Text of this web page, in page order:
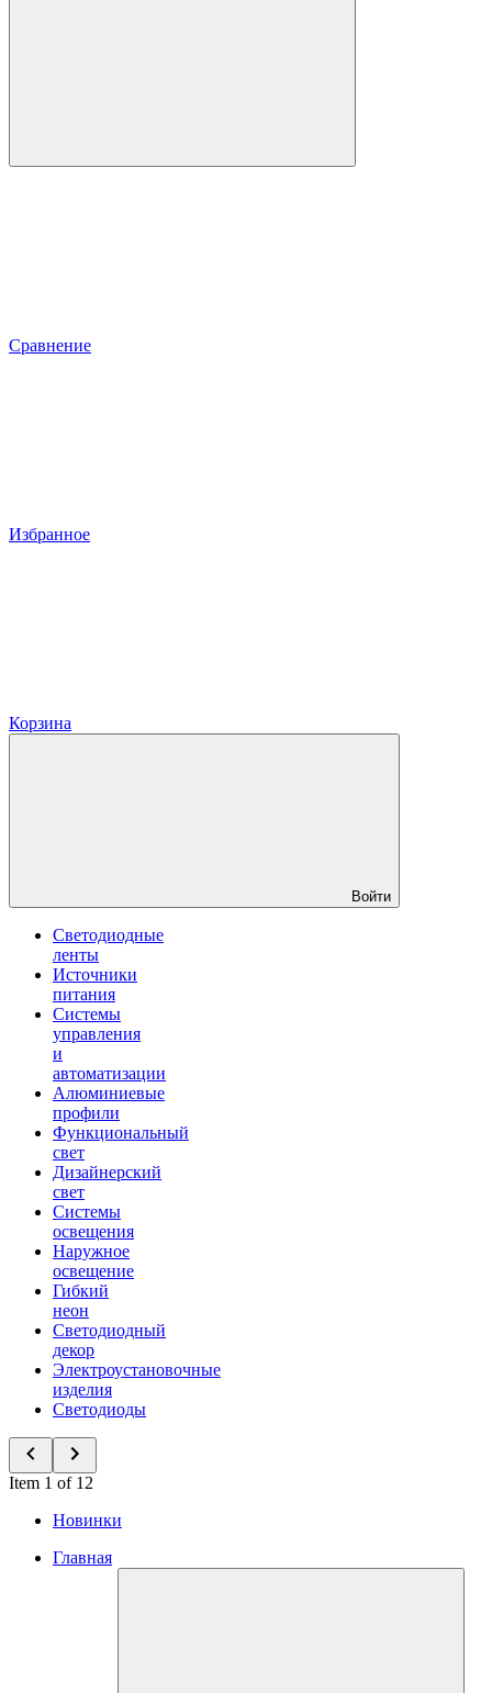
Сравнение
Избранное
Корзина
Войти
Светодиодные
ленты
Источники
питания
Системы
управления
и
автоматизации
Алюминиевые
профили
Функциональный
свет
Дизайнерский
свет
Системы
освещения
Наружное
освещение
Гибкий
неон
Светодиодный
декор
Электроустановочные
изделия
Светодиоды
Item 1 of 12
Новинки
Главная